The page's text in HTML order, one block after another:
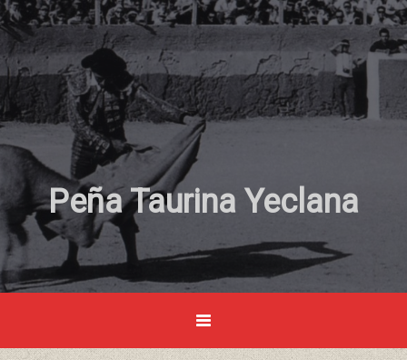
Peña Taurina Yeclana